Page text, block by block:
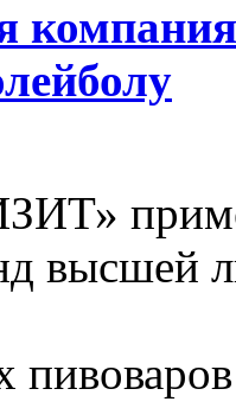
высшей